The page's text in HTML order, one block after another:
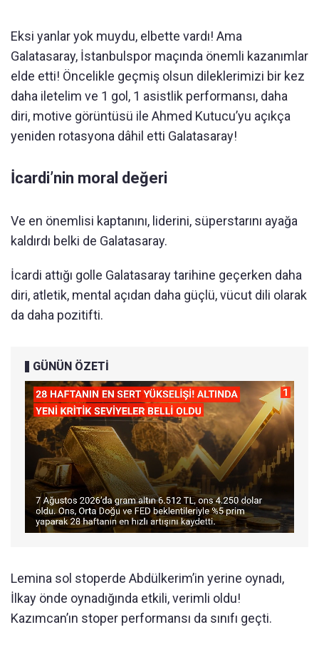
Eksi yanlar yok muydu, elbette vardı! Ama
Galatasaray, İstanbulspor maçında önemli kazanımlar
elde etti! Öncelikle geçmiş olsun dileklerimizi bir kez
daha iletelim ve 1 gol, 1 asistlik performansı, daha
diri, motive görüntüsü ile Ahmed Kutucu’yu açıkça
yeniden rotasyona dâhil etti Galatasaray!
İcardi’nin moral değeri
Ve en önemlisi kaptanını, liderini, süperstarını ayağa
kaldırdı belki de Galatasaray.
İcardi attığı golle Galatasaray tarihine geçerken daha
diri, atletik, mental açıdan daha güçlü, vücut dili olarak
da daha pozitifti.
GÜNÜN ÖZETİ
Lemina sol stoperde Abdülkerim’in yerine oynadı,
İlkay önde oynadığında etkili, verimli oldu!
Kazımcan’ın stoper performansı da sınıfı geçti.